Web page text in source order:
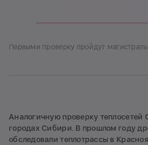
Первыми проверку пройдут
Аналогичную проверку теплосетей
городах Сибири. В прошлом году
обследовали теплотрассы в